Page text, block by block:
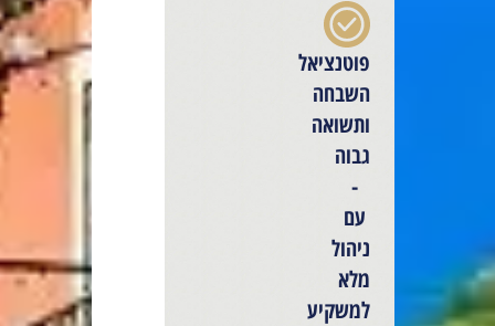
פוטנציאל
השבחה
ותשואה
גבוה
-
עם
ניהול
מלא
למשקיע